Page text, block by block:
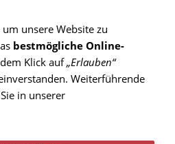
MENÜ
unsere Website zu
bestmögliche Online-
Klick auf„Erlauben“
Weiterführende
in unserer